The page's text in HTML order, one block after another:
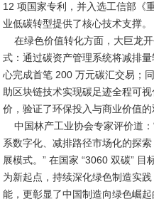
12 项国家专利，并入选工信部《
业低碳转型提供了核心技术支撑。
在绿色价值转化方面，大巨龙
式：通过碳资产管理系统将减排
心完成首笔 200 万元碳汇交易；
助区块链技术实现碳足迹全程可
价，验证了环保投入与商业价值的
中国林产工业协会专家评价道：
系数字化、减排路径市场化的探
展模式。” 在国家 “3060 双碳”
为新起点，持续深化绿色制造实
能，更彰显了中国制造向绿色崛起